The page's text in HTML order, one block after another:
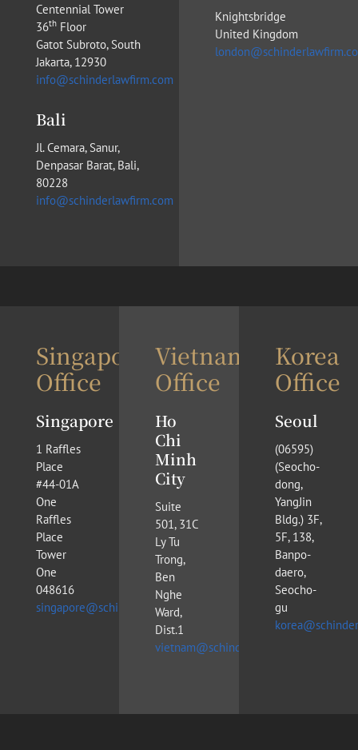
Centennial Tower
36th Floor
Gatot Subroto, South
Jakarta, 12930
info@schinderlawfirm.com
Bali
Jl. Cemara, Sanur,
Denpasar Barat, Bali,
80228
info@schinderlawfirm.com
Knightsbridge
United Kingdom
Singapore
Office
Singapore
1 Raffles
Place
#44-01A
One
Raffles
Place
Tower
One
048616
singapore@schinderlawfirm.com
Vietnam
Office
Ho
Chi
Minh
City
Suite
501, 31C
Ly Tu
Trong,
Ben
Nghe
Ward,
Dist.1
vietnam@schinderlawfirm.com
Korea
Office
Seoul
(​06595)
(Seocho-
dong,
YangJin
Bldg.) 3F,
5F, 138,
Banpo-
daero,
Seocho-
gu